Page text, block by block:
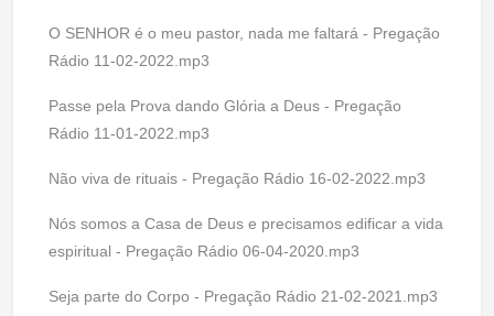
O SENHOR é o meu pastor, nada me faltará - Pregação
Rádio 11-02-2022.mp3
Passe pela Prova dando Glória a Deus - Pregação
Rádio 11-01-2022.mp3
Não viva de rituais - Pregação Rádio 16-02-2022.mp3
Nós somos a Casa de Deus e precisamos edificar a vida
espiritual - Pregação Rádio 06-04-2020.mp3
Seja parte do Corpo - Pregação Rádio 21-02-2021.mp3